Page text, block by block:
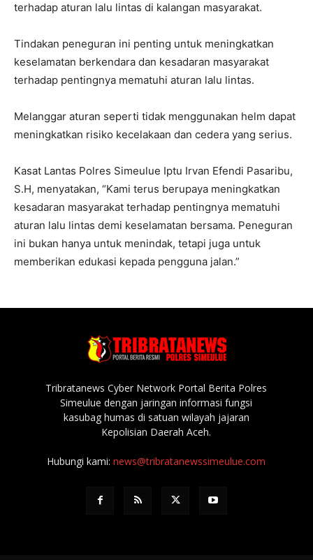
terhadap aturan lalu lintas di kalangan masyarakat.
Tindakan peneguran ini penting untuk meningkatkan
keselamatan berkendara dan kesadaran masyarakat
terhadap pentingnya mematuhi aturan lalu lintas.
Melanggar aturan seperti tidak menggunakan helm dapat
meningkatkan risiko kecelakaan dan cedera yang serius.
Kasat Lantas Polres Simeulue Iptu Irvan Efendi Pasaribu,
S.H, menyatakan, “Kami terus berupaya meningkatkan
kesadaran masyarakat terhadap pentingnya mematuhi
aturan lalu lintas demi keselamatan bersama. Peneguran
ini bukan hanya untuk menindak, tetapi juga untuk
memberikan edukasi kepada pengguna jalan.”
Tribratanews Cyber Network Portal Berita Polres
Simeulue dengan jaringan informasi fungsi
kasubag humas di satuan wilayah jajaran
Kepolisian Daerah Aceh.
Hubungi kami:news@tribratanewssimeulue.com